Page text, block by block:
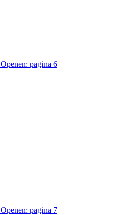
Openen: pagina 6
Openen: pagina 7